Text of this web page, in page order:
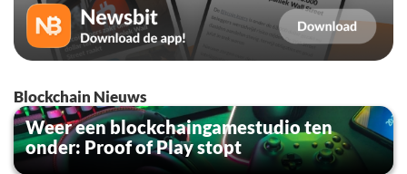
Blockchain Nieuws
Weer een blockchaingamestudio ten
onder: Proof of Play stopt